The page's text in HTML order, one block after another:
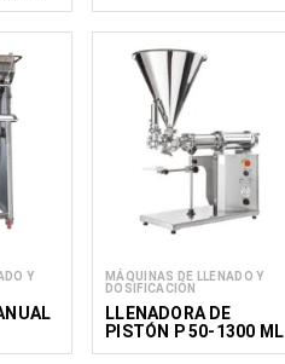
Y
MÁQUINAS DE LLENADO Y
DOSIFICACIÓN
LLENADORA DE
PISTÓN P 50-1300 ML